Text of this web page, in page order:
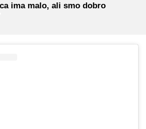
ima malo, ali smo dobro